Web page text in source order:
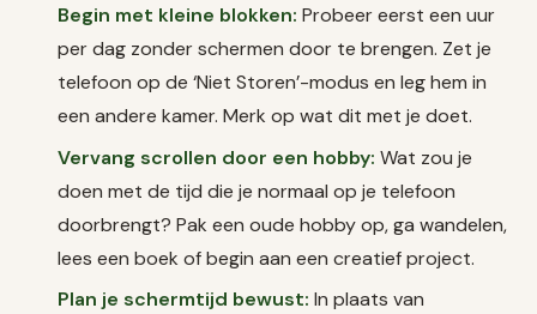
Begin met kleine blokken: Probeer eerst een uur
per dag zonder schermen door te brengen. Zet je
telefoon op de ‘Niet Storen’-modus en leg hem in
een andere kamer. Merk op wat dit met je doet.
Vervang scrollen door een hobby: Wat zou je
doen met de tijd die je normaal op je telefoon
doorbrengt? Pak een oude hobby op, ga wandelen,
lees een boek of begin aan een creatief project.
Plan je schermtijd bewust: In plaats van